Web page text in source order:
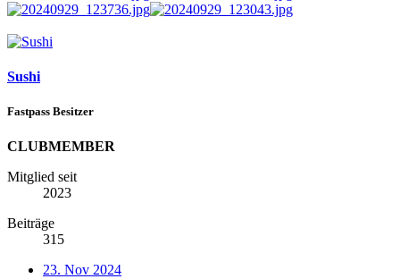
Sushi
Fastpass Besitzer
CLUBMEMBER
Mitglied seit
2023
Beiträge
315
23. Nov 2024